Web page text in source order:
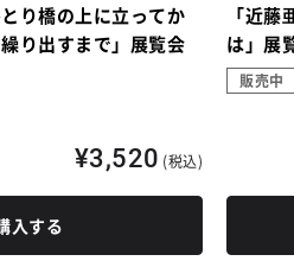
り橋の上に立ってか
り出すまで」展覧会
¥3,520 (税込)
入する
「近
は」展
販売中